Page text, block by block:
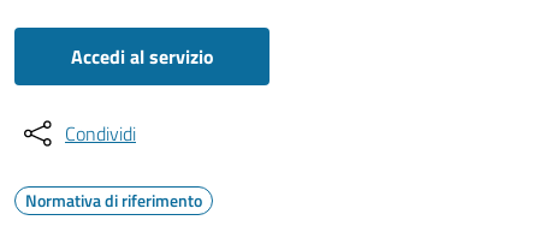
Accedi al servizio
Condividi
Normativa di riferimento